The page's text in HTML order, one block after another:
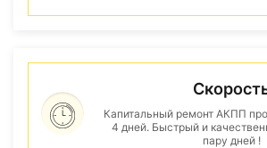
Капитальный ремонт АКПП
4 дней. Быстрый и
пару дней !